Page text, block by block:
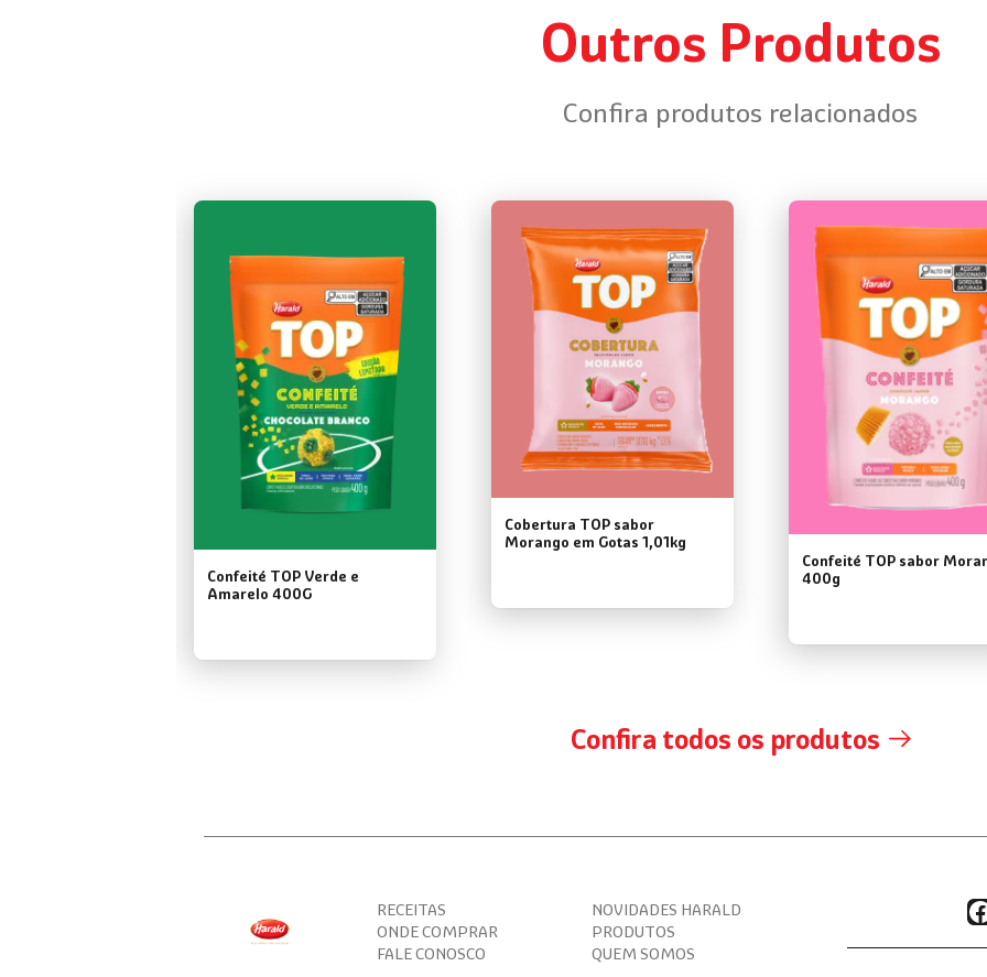
Outros Produtos
Confira produtos relacionados
Confeité TOP Verde e
Amarelo 400G
Cobertura TOP sabor
Morango em Gotas 1,01kg
Confeité TOP sabor
400g
Confira todos os produtos
RECEITAS
NOVIDADES HARALD
ONDE COMPRAR
PRODUTOS
FALE CONOSCO
QUEM SOMOS